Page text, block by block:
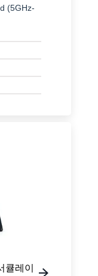
(5GHz-
큘레이